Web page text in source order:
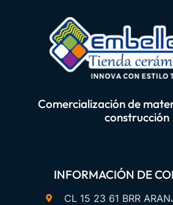
Comercialización de
construcción
INFORMACIÓN DE
CL 15 23 61 BRR